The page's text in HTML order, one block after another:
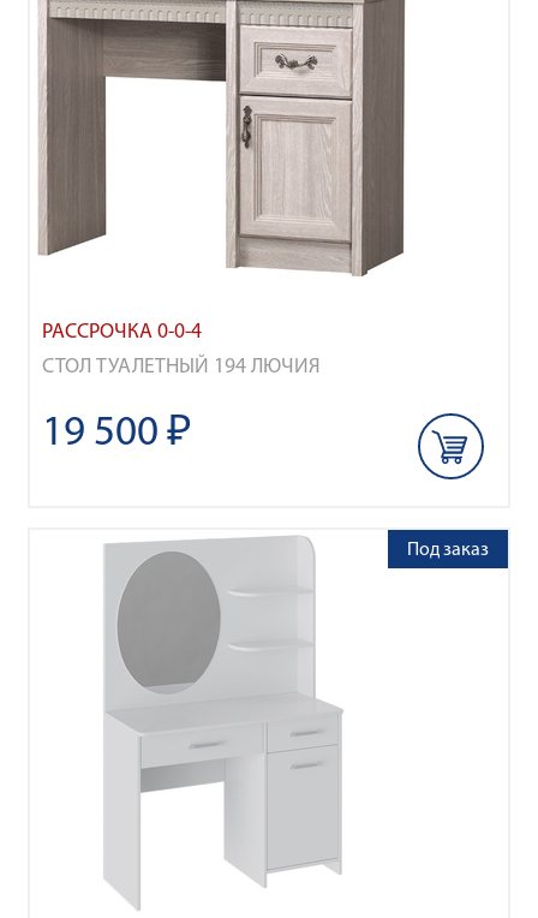
РАССРОЧКА 0-0-4
СТОЛ ТУАЛЕТНЫЙ 194 ЛЮЧИЯ
19 500 ₽
Под заказ